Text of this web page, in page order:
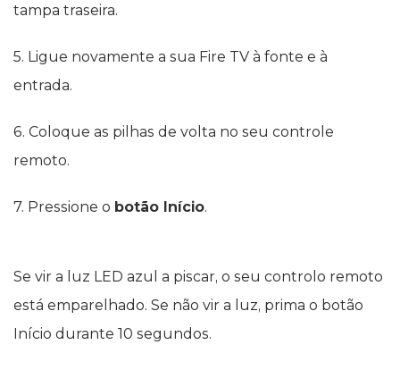
tampa traseira.
5. Ligue novamente a sua Fire TV à fonte e à
entrada.
6. Coloque as pilhas de volta no seu controle
remoto.
7. Pressione o botão Início.
Se vir a luz LED azul a piscar, o seu controlo remoto
está emparelhado. Se não vir a luz, prima o botão
Início durante 10 segundos.